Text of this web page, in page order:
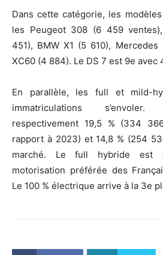
Dans cette catégorie, les
les Peugeot 308 (6 459
451), BMW X1 (5 610),
XC60 (4 884). Le DS 7 est 9e avec
En parallèle, les full et mild-
immatriculations
respectivement 19,5 % (334
rapport à 2023) et 14,8 % (254
marché. Le full hybride est
motorisation préférée des
Le 100 % électrique arrive à la 3e